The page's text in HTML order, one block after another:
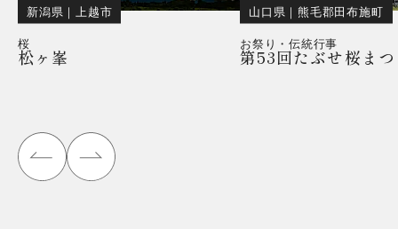
新潟県 ｜
上越市
桜
松ヶ峯
山口県 ｜ 熊毛郡田布施町
お祭り・伝統行事
第53回たぶせ桜ま